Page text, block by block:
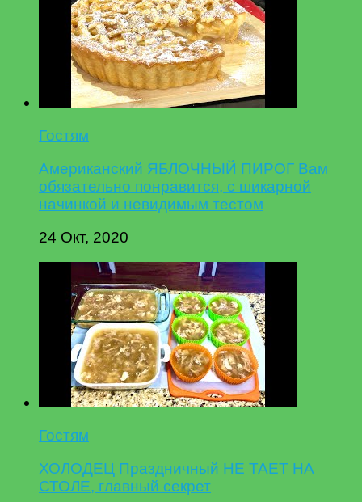
Гостям
Американский ЯБЛОЧНЫЙ ПИРОГ Вам
обязательно понравится, с шикарной
начинкой и невидимым тестом
24 Окт, 2020
Гостям
ХОЛОДЕЦ Праздничный НЕ ТАЕТ НА
СТОЛЕ, главный секрет